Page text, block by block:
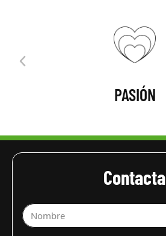
PASIÓN
Contacta
Nombre